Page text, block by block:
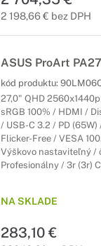
2 198,66 € bez DPH
ASUS ProArt
kód produktu:
27,0" QHD
sRGB 100% / HDMI /
/ USB-C 3.2 / PD
Flicker-Free / VESA
Výškovo nastaviteľný /
Profesionálny / 3r (3r)
NA SKLADE
283,10 €